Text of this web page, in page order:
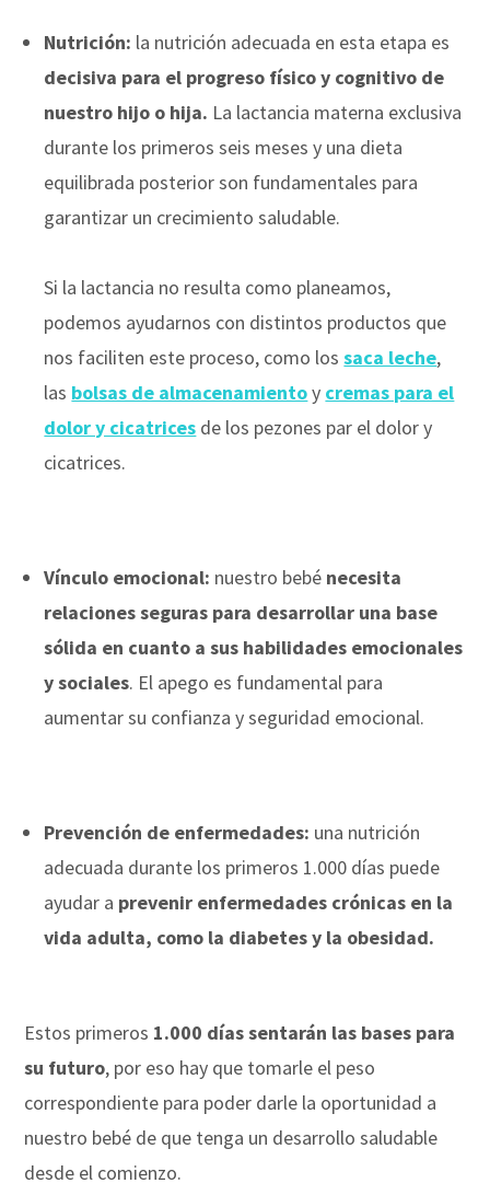
Nutrición: la nutrición adecuada en esta etapa es
decisiva para el progreso físico y cognitivo de
nuestro hijo o hija. La lactancia materna exclusiva
durante los primeros seis meses y una dieta
equilibrada posterior son fundamentales para
garantizar un crecimiento saludable.
Si la lactancia no resulta como planeamos,
podemos ayudarnos con distintos productos que
nos faciliten este proceso, como lossaca leche,
las bolsas de almacenamientoy cremas para el
dolor y cicatrices de los pezones par el dolor y
cicatrices.
Vínculo emocional: nuestro bebé necesita
relaciones seguras para desarrollar una base
sólida en cuanto a sus habilidades emocionales
y sociales. El apego es fundamental para
aumentar su confianza y seguridad emocional.
Prevención de enfermedades: una nutrición
adecuada durante los primeros 1.000 días puede
ayudar a prevenir enfermedades crónicas en la
vida adulta, como la diabetes y la obesidad.
Estos primeros 1.000 días sentarán las bases para
su futuro, por eso hay que tomarle el peso
correspondiente para poder darle la oportunidad a
nuestro bebé de que tenga un desarrollo saludable
desde el comienzo.